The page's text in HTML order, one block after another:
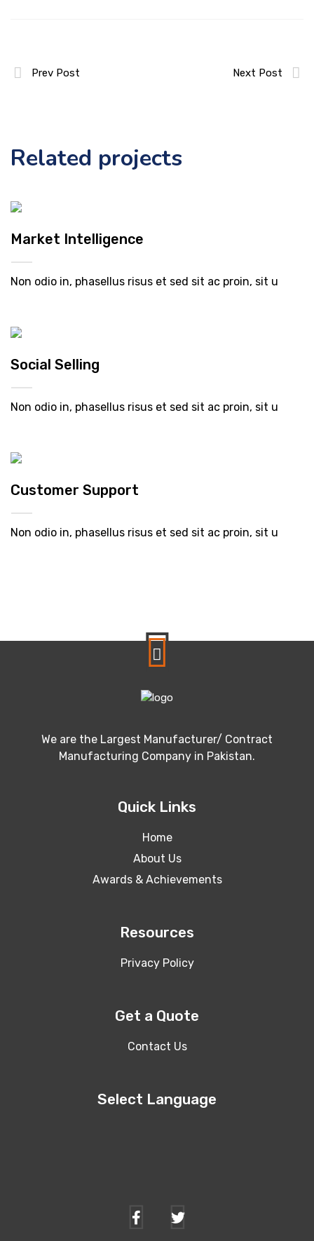
Prev Post Next Post
Related projects
Market Intelligence
Non odio in, phasellus risus et sed sit ac proin, sit u
Social Selling
Non odio in, phasellus risus et sed sit ac proin, sit u
Customer Support
Non odio in, phasellus risus et sed sit ac proin, sit u
We are the Largest Manufacturer/ Contract
Manufacturing Company in Pakistan.
Quick Links
Home
About Us
Awards & Achievements
Resources
Privacy Policy
Get a Quote
Contact Us
Select Language